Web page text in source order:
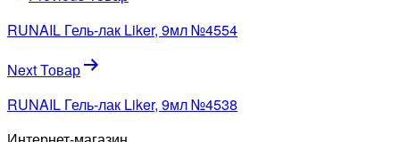
по
записям
RUNAIL Гель-лак Liker, 9мл №4554
Next Товар
RUNAIL Гель-лак Liker, 9мл №4538